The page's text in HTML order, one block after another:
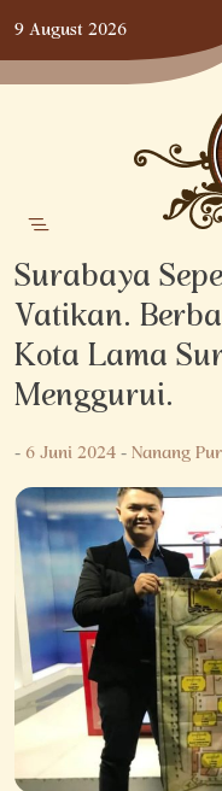
Skip
to
content
9 August 2026
Surabaya
Vatikan.
Kota Lama
Menggurui.
-6 Juni 2024-Nanang